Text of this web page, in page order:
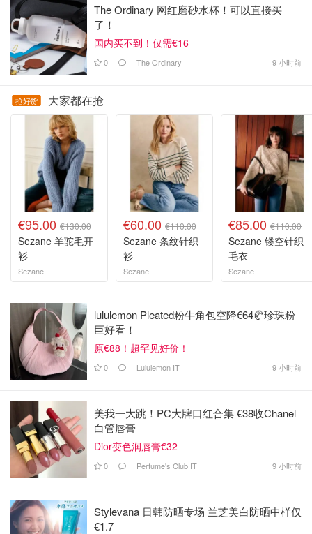
The Ordinary 网红磨砂水杯！可以直接买
了！
国内买不到！仅需€16
0 The Ordinary 9 小时前
抢好货 大家都在抢
€95.00 €130.00
Sezane 羊驼毛开
衫
Sezane
€60.00 €110.00
Sezane 条纹针织
衫
Sezane
€85.00 €110.00
Sezane 镂空针织
毛衣
Sezane
lululemon Pleated粉牛角包空降€64🥐珍珠粉
巨好看！
原€88！超罕见好价！
0 Lululemon IT 9 小时前
美我一大跳！PC大牌口红合集 €38收Chanel
白管唇膏
Dior变色润唇膏€32
0 Perfume's Club IT 9 小时前
Stylevana 日韩防晒专场 兰芝美白防晒中样仅
€1.7